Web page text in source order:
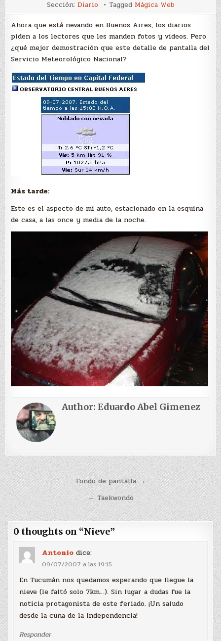
Sección: Diario Tagged Mágica Web
Ahora que está nevando en Buenos Aires, los diarios
piden a los lectores que les manden fotos y videos. Pero
¿qué mejor demostración que este detalle de pantalla del
Servicio Meteorológico Nacional?
Más tarde:
Este es el aspecto de mi auto, estacionado en la esquina
de casa, a las once y media de la noche.
Author:Eduardo Abel Gimenez
Navegación
de
entradas
Fondo de pantalla →
← Taekwondo
0 thoughts on “Nieve”
Antonio dice:
09/07/2007 a las 19:15
En Tucumán nos quedamos esperando que llegue la
nieve (le faltó solo 7km…). Sin lugar a dudas fue la
noticia protagonista de este feriado. ¡Un saludo
desde la cuna de la Independencia!
Responder